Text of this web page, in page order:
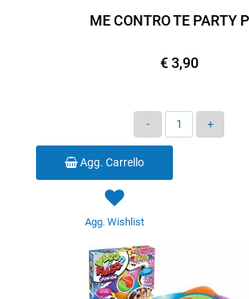
ME CONTRO TE PARTY
€ 3,90
Quantità
Agg. Carrello
Agg. Wishlist